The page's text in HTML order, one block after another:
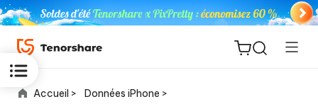
Accueil > Données iPhone >